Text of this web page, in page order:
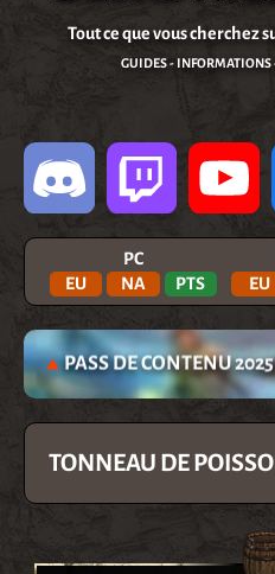
Tout ce que vous cherchez
GUIDES - INFORMATIONS
PC
EU
NA PTS
EU
PASS DE CONTENU
TONNEAU DE